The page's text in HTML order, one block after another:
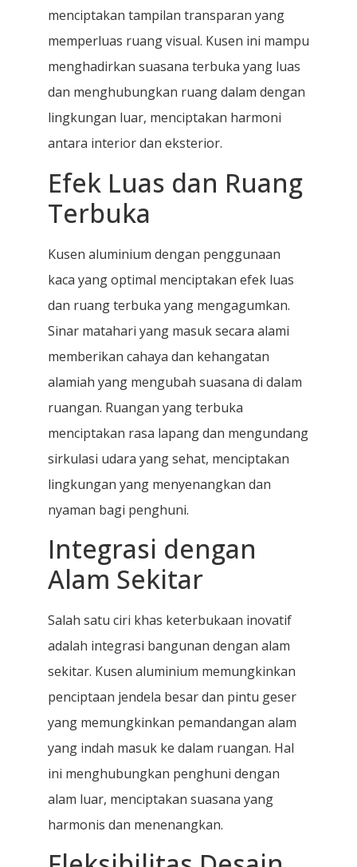
menciptakan tampilan transparan yang
memperluas ruang visual. Kusen ini mampu
menghadirkan suasana terbuka yang luas
dan menghubungkan ruang dalam dengan
lingkungan luar, menciptakan harmoni
antara interior dan eksterior.
Efek Luas dan Ruang
Terbuka
Kusen aluminium dengan penggunaan
kaca yang optimal menciptakan efek luas
dan ruang terbuka yang mengagumkan.
Sinar matahari yang masuk secara alami
memberikan cahaya dan kehangatan
alamiah yang mengubah suasana di dalam
ruangan. Ruangan yang terbuka
menciptakan rasa lapang dan mengundang
sirkulasi udara yang sehat, menciptakan
lingkungan yang menyenangkan dan
nyaman bagi penghuni.
Integrasi dengan
Alam Sekitar
Salah satu ciri khas keterbukaan inovatif
adalah integrasi bangunan dengan alam
sekitar. Kusen aluminium memungkinkan
penciptaan jendela besar dan pintu geser
yang memungkinkan pemandangan alam
yang indah masuk ke dalam ruangan. Hal
ini menghubungkan penghuni dengan
alam luar, menciptakan suasana yang
harmonis dan menenangkan.